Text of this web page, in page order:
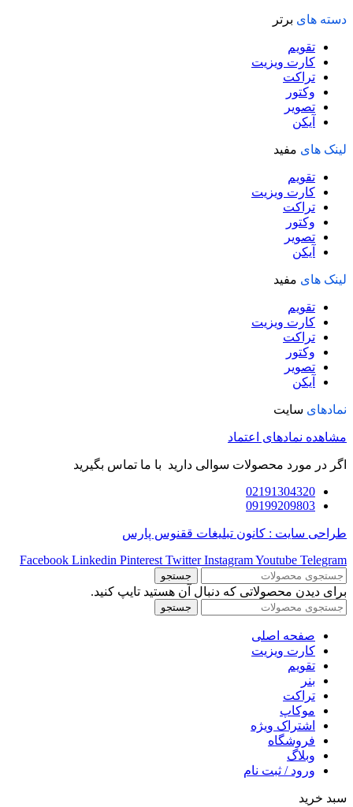
دسته های برتر
تقویم
کارت ویزیت
تراکت
وکتور
تصویر
آیکن
لینک های مفید
تقویم
کارت ویزیت
تراکت
وکتور
تصویر
آیکن
لینک های مفید
تقویم
کارت ویزیت
تراکت
وکتور
تصویر
آیکن
نمادهای سایت
مشاهده نمادهای اعتماد
اگر در مورد محصولات سوالی دارید با ما تماس بگیرید
02191304320
09199209803
طراحی سایت : کانون تبلیغات ققنوس پارس
Facebook Linkedin Pinterest Twitter InstagramYoutube Telegram
جستجو
برای دیدن محصولاتی که دنبال آن هستید تایپ کنید.
جستجو
صفحه اصلی
کارت ویزیت
تقویم
بنر
تراکت
موکاپ
اشتراک ویژه
فروشگاه
وبلاگ
ورود / ثبت نام
سبد خرید